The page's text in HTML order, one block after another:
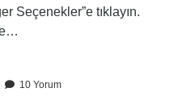
Seçenekler”e tıklayın.
10 Yorum